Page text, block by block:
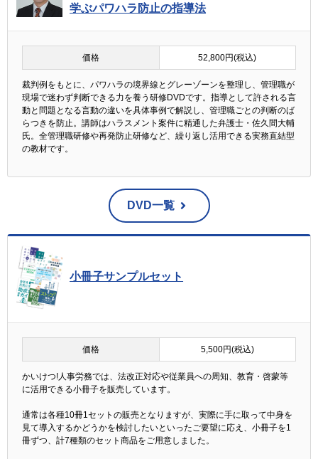
学ぶパワハラ防止の指導法
価格 52,800円(税込)
裁判例をもとに、パワハラの境界線とグレーゾーンを整理し、管理職が
現場で迷わず判断できる力を養う研修DVDです。指導として許される言
動と問題となる言動の違いを具体事例で解説し、管理職ごとの判断のば
らつきを防止。講師はハラスメント案件に精通した弁護士・佐久間大輔
氏。全管理職研修や再発防止研修など、繰り返し活用できる実務直結型
の教材です。
DVD一覧
小冊子サンプルセット
価格 5,500円(税込)
かいけつ!人事労務では、法改正対応や従業員への周知、教育・啓蒙等
に活用できる小冊子を販売しています。
通常は各種10冊1セットの販売となりますが、実際に手に取って中身を
見て導入するかどうかを検討したいといったご要望に応え、小冊子を1
冊ずつ、計7種類のセット商品をご用意しました。